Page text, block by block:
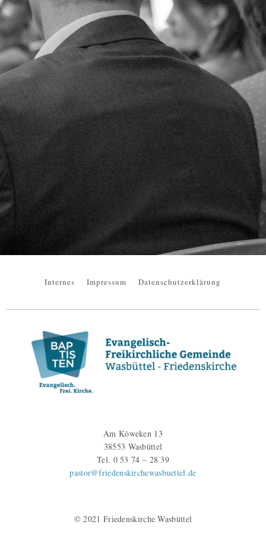
Internes Impressum Datenschutzerklärung
Am Köweken 13
38553 Wasbüttel
Tel. 0 53 74 – 28 39
pastor@friedenskirchewasbuettel.de
© 2021 Friedenskirche Wasbüttel